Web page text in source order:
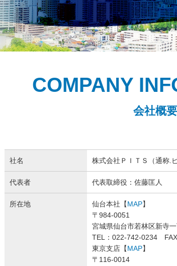
COMPANY
会社概要
社名 株式会社ＰＩＴＳ（通称.ピ
代表者 代表取締役：佐藤匡人
所在地 仙台本社【MAP】
〒984-0051
宮城県仙台市若林区新寺
TEL：022-742-0234
東京支店【MAP】
〒116-0014